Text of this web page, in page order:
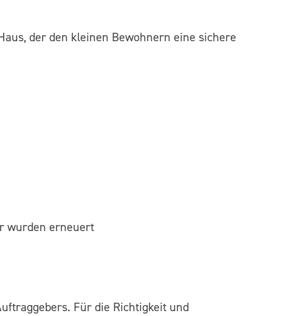
der den kleinen Bewohnern eine sichere
wurden erneuert
Für die Richtigkeit und